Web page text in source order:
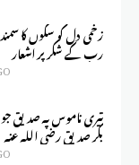
زخمی دل کو سکوں کا
رب کے شکر پر اشعار
تیری ناموس پہ صدیق
بکر صدیق رضی اللہ عنہ